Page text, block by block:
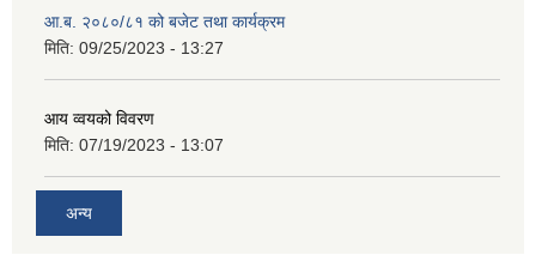
आ.ब. २०८०/८१ को बजेट तथा कार्यक्रम
मिति: 09/25/2023 - 13:27
आय व्वयको विवरण
मिति: 07/19/2023 - 13:07
अन्य